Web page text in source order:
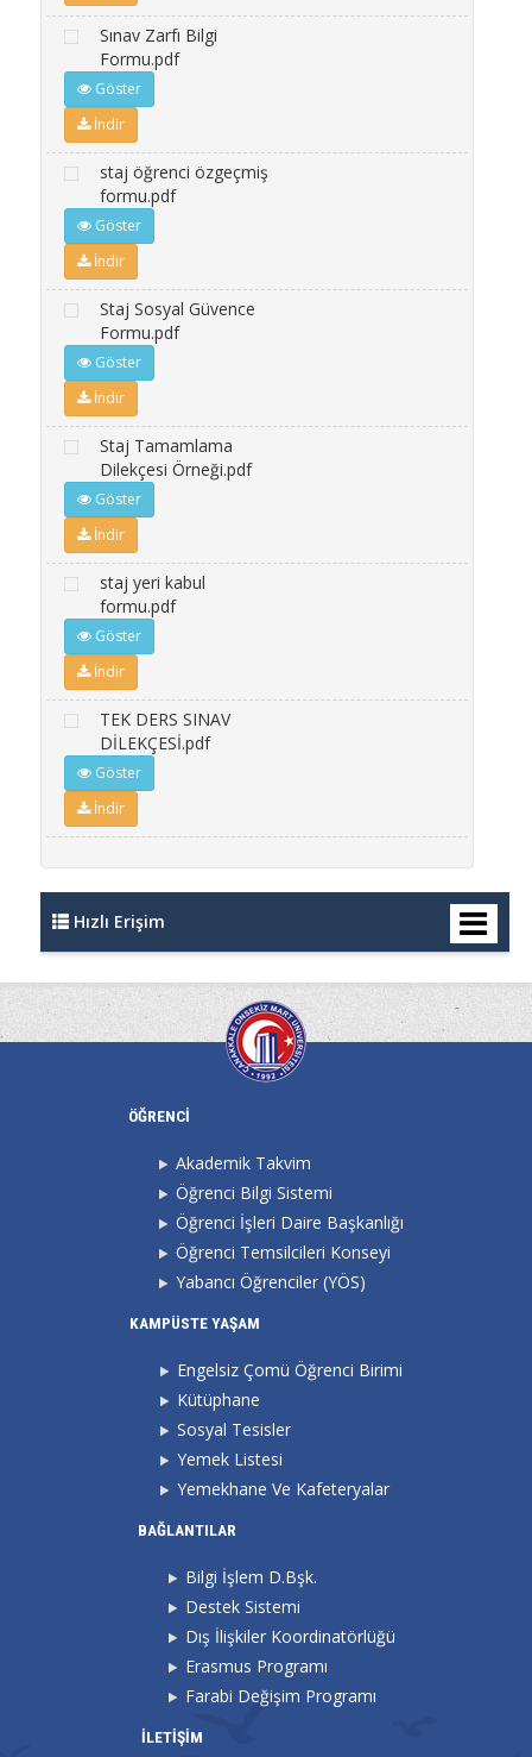
Sınav Zarfı Bilgi
Formu.pdf
Göster
İndir
staj öğrenci özgeçmiş
formu.pdf
Göster
İndir
Staj Sosyal Güvence
Formu.pdf
Göster
İndir
Staj Tamamlama
Dilekçesi Örneği.pdf
Göster
İndir
staj yeri kabul
formu.pdf
Göster
İndir
TEK DERS SINAV
DİLEKÇESİ.pdf
Göster
İndir
Hızlı Erişim
ÖĞRENCİ
Akademik Takvim
Öğrenci Bilgi Sistemi
Öğrenci İşleri Daire Başkanlığı
Öğrenci Temsilcileri Konseyi
Yabancı Öğrenciler (YÖS)
KAMPÜSTE YAŞAM
Engelsiz Çomü Öğrenci Birimi
Kütüphane
Sosyal Tesisler
Yemek Listesi
Yemekhane Ve Kafeteryalar
BAĞLANTILAR
Bilgi İşlem D.Bşk.
Destek Sistemi
Dış İlişkiler Koordinatörlüğü
Erasmus Programı
Farabi Değişim Programı
İLETİŞİM